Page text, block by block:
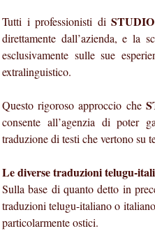
Tutti i professionisti di
direttamente dall’azienda, e la
esclusivamente sulle sue
extralinguistico.
Questo rigoroso approccio che
consente all’agenzia di poter
traduzione di testi che vertono su
Le diverse traduzioni telugu-
Sulla base di quanto detto in
traduzioni telugu-italiano o
particolarmente ostici.